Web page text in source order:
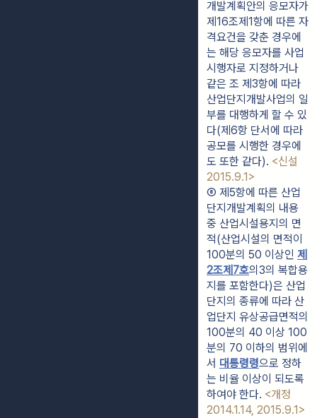
개발계획안의 응모자가
제16조제1항에 따른 자
격요건을 갖춘 경우에
는 해당 응모자를 사업
시행자로 지정하거나
같은 조 제3항에 따라
산업단지개발사업의 일
부를 대행하게 할 수 있
다(제6항 단서에 따라
공모를 시행한 경우에
도 또한 같다). <신설
2015.9.1>
⑧ 제5항에 따른 산업
단지개발계획의 내용
중 산업시설용지의 면
적(산업시설의 면적이
100분의 50 이상인 제
2조제7호의3의 복합용
지를 포함한다)은 산업
단지의 종류에 따라 산
업단지 유상공급면적의
100분의 40 이상 100
분의 70 이하의 범위에
서 대통령령으로 정하
는 비율 이상이 되도록
하여야 한다. <개정
2014.1.14, 2015.9.1>